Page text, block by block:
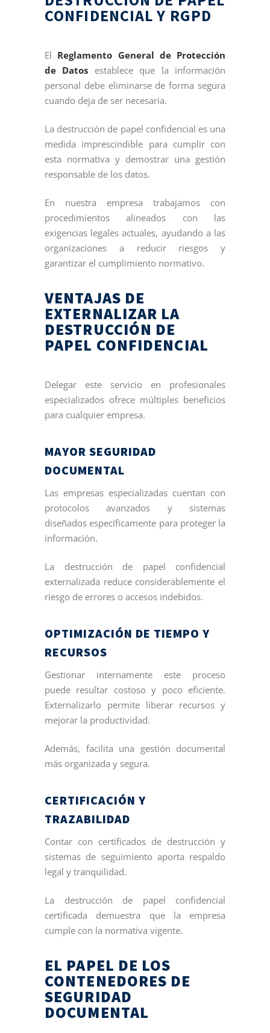
CONFIDENCIAL Y RGPD
El Reglamento General de Protección
de Datos establece que la información
personal debe eliminarse de forma segura
cuando deja de ser necesaria.
La destrucción de papel confidencial es una
medida imprescindible para cumplir con
esta normativa y demostrar una gestión
responsable de los datos.
En nuestra empresa trabajamos con
procedimientos alineados con las
exigencias legales actuales, ayudando a las
organizaciones a reducir riesgos y
garantizar el cumplimiento normativo.
VENTAJAS DE
EXTERNALIZAR LA
DESTRUCCIÓN DE
PAPEL CONFIDENCIAL
Delegar este servicio en profesionales
especializados ofrece múltiples beneficios
para cualquier empresa.
MAYOR SEGURIDAD
DOCUMENTAL
Las empresas especializadas cuentan con
protocolos avanzados y sistemas
diseñados específicamente para proteger la
información.
La destrucción de papel confidencial
externalizada reduce considerablemente el
riesgo de errores o accesos indebidos.
OPTIMIZACIÓN DE TIEMPO Y
RECURSOS
Gestionar internamente este proceso
puede resultar costoso y poco eficiente.
Externalizarlo permite liberar recursos y
mejorar la productividad.
Además, facilita una gestión documental
más organizada y segura.
CERTIFICACIÓN Y
TRAZABILIDAD
Contar con certificados de destrucción y
sistemas de seguimiento aporta respaldo
legal y tranquilidad.
La destrucción de papel confidencial
certificada demuestra que la empresa
cumple con la normativa vigente.
EL PAPEL DE LOS
CONTENEDORES DE
SEGURIDAD
DOCUMENTAL